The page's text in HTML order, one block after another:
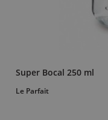
Super Bocal 250 ml
Le Parfait